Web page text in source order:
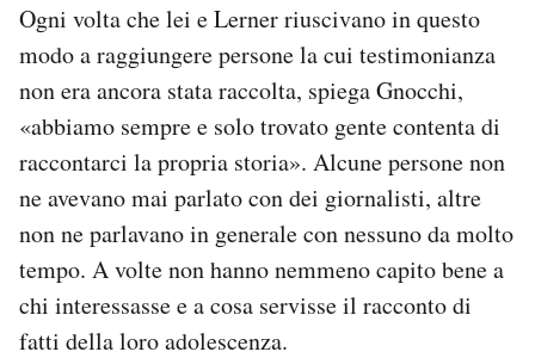
Ogni volta che lei e Lerner riuscivano in questo
modo a raggiungere persone la cui testimonianza
non era ancora stata raccolta, spiega Gnocchi,
«abbiamo sempre e solo trovato gente contenta di
raccontarci la propria storia». Alcune persone non
ne avevano mai parlato con dei giornalisti, altre
non ne parlavano in generale con nessuno da molto
tempo. A volte non hanno nemmeno capito bene a
chi interessasse e a cosa servisse il racconto di
fatti della loro adolescenza.